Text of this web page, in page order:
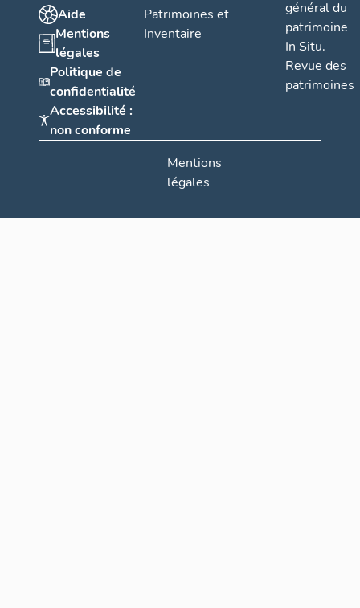
Aide
Mentions
légales
Politique de
confidentialité
Accessibilité :
non conforme
Patrimoines et
Inventaire
général du
patrimoine
In Situ.
Revue des
patrimoines
Mentions
légales